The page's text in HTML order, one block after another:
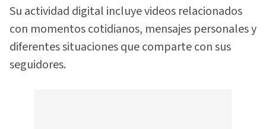
Su actividad digital incluye videos relacionados
con momentos cotidianos, mensajes personales y
diferentes situaciones que comparte con sus
seguidores.